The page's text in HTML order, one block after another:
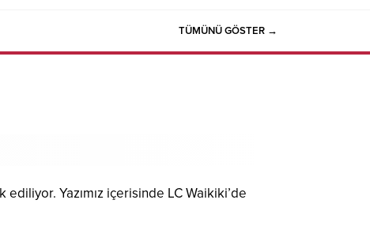
TÜMÜNÜ GÖSTER →
Yazımız içerisinde LC Waikiki’de